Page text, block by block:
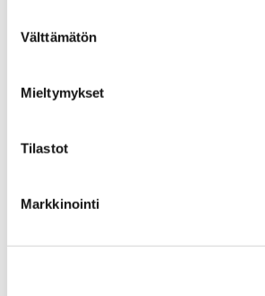
valinta
Välttämätön
Mieltymykset
Tilastot
Markkinointi
Etusivu
aukioloajat ja hinnat